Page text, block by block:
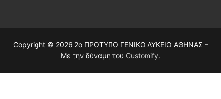
Copyright © 2026 2ο ΠΡΟΤΥΠΟ ΓΕΝΙΚΟ ΛΥΚΕΙΟ ΑΘΗΝΑΣ –
Με την δύναμη του Customify.